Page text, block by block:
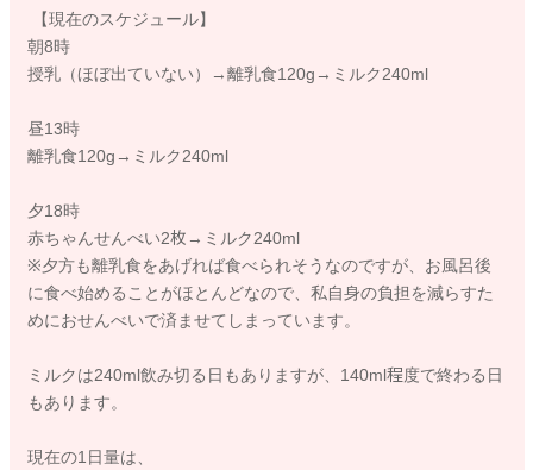
【現在のスケジュール】
朝8時
授乳（ほぼ出ていない）→離乳食120g→ミルク240ml
昼13時
離乳食120g→ミルク240ml
夕18時
赤ちゃんせんべい2枚→ミルク240ml
※夕方も離乳食をあげれば食べられそうなのですが、お風呂後
に食べ始めることがほとんどなので、私自身の負担を減らすた
めにおせんべいで済ませてしまっています。
ミルクは240ml飲み切る日もありますが、140ml程度で終わる日
もあります。
現在の1日量は、